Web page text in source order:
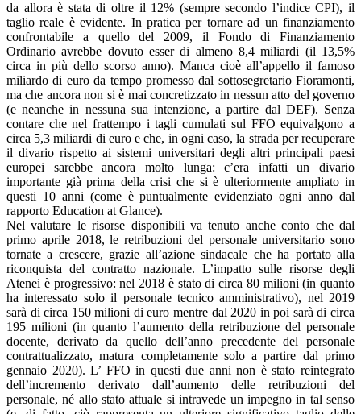
da allora è stata di oltre il 12% (sempre secondo l’indice CPI), il
taglio reale è evidente. In pratica per tornare ad un finanziamento
confrontabile a quello del 2009, il Fondo di Finanziamento
Ordinario avrebbe dovuto esser di almeno 8,4 miliardi (il 13,5%
circa in più dello scorso anno). Manca cioè all’appello il famoso
miliardo di euro da tempo promesso dal sottosegretario Fioramonti,
ma che ancora non si è mai concretizzato in nessun atto del governo
(e neanche in nessuna sua intenzione, a partire dal DEF). Senza
contare che nel frattempo i tagli cumulati sul FFO equivalgono a
circa 5,3 miliardi di euro e che, in ogni caso, la strada per recuperare
il divario rispetto ai sistemi universitari degli altri principali paesi
europei sarebbe ancora molto lunga: c’era infatti un divario
importante già prima della crisi che si è ulteriormente ampliato in
questi 10 anni (come è puntualmente evidenziato ogni anno dal
rapporto Education at Glance).
Nel valutare le risorse disponibili va tenuto anche conto che dal
primo aprile 2018, le retribuzioni del personale universitario sono
tornate a crescere, grazie all’azione sindacale che ha portato alla
riconquista del contratto nazionale. L’impatto sulle risorse degli
Atenei è progressivo: nel 2018 è stato di circa 80 milioni (in quanto
ha interessato solo il personale tecnico amministrativo), nel 2019
sarà di circa 150 milioni di euro mentre dal 2020 in poi sarà di circa
195 milioni (in quanto l’aumento della retribuzione del personale
docente, derivato da quello dell’anno precedente del personale
contrattualizzato, matura completamente solo a partire dal primo
gennaio 2020). L’ FFO in questi due anni non è stato reintegrato
dell’incremento derivato dall’aumento delle retribuzioni del
personale, né allo stato attuale si intravede un impegno in tal senso